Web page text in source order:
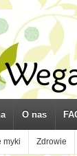
O nas
myki Zdrowie